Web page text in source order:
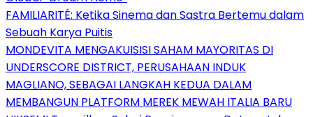
FAMILIARITÉ: Ketika Sinema dan Sastra Bertemu dalam
Sebuah Karya Puitis
MONDEVITA MENGAKUISISI SAHAM MAYORITAS DI
UNDERSCORE DISTRICT, PERUSAHAAN INDUK
MAGLIANO, SEBAGAI LANGKAH KEDUA DALAM
MEMBANGUN PLATFORM MEREK MEWAH ITALIA BARU